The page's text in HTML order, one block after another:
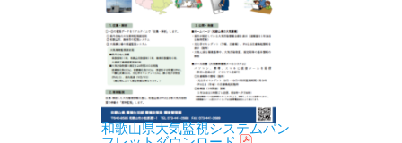
和歌山県大気監視システムパン